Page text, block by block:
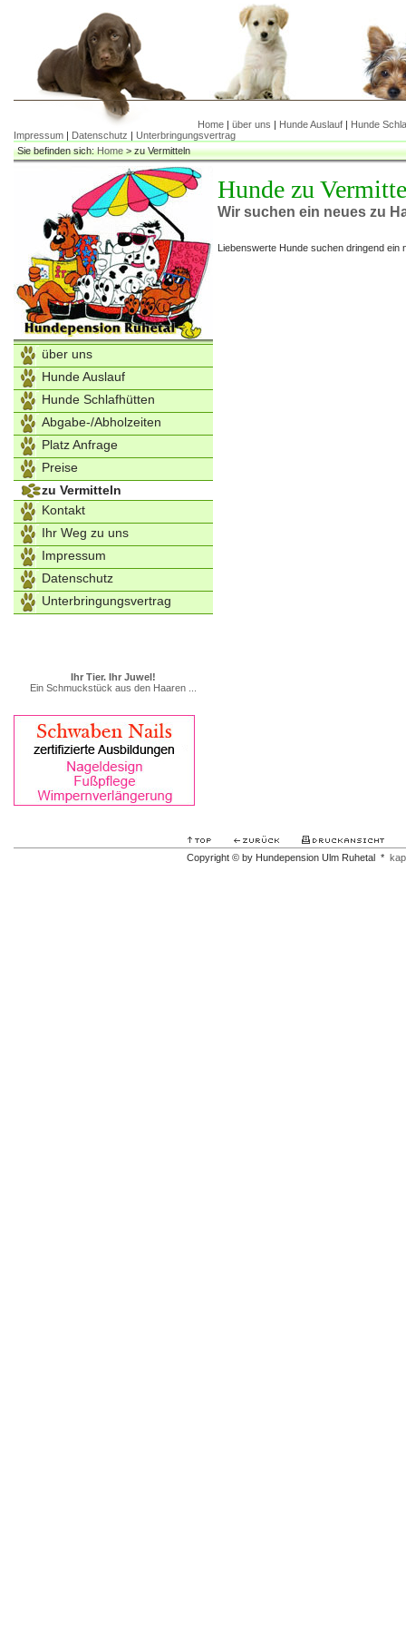
Home | über uns | Hunde Auslauf | Hunde
Impressum | Datenschutz | Unterbringungsvertrag
Sie befinden sich:Home >zu Vermitteln
über uns
Hunde Auslauf
Hunde Schlafhütten
Abgabe-/Abholzeiten
Platz Anfrage
Preise
zu Vermitteln
Kontakt
Ihr Weg zu uns
Impressum
Datenschutz
Unterbringungsvertrag
Ihr Tier. Ihr Juwel!
Ein Schmuckstück aus den Haaren ...
Hunde zu
Wir suchen ein neues zu
Liebenswerte Hunde suchen dringend
Copyright © by Hundepension Ulm Ruhetal *